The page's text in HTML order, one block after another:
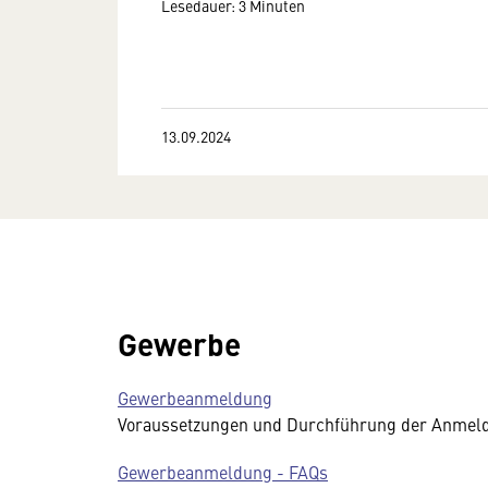
Lesedauer: 3 Minuten
13.09.2024
Gewerbe
Gewerbeanmeldung
Voraussetzungen und Durchführung der
Gewerbeanmeldung - FAQs